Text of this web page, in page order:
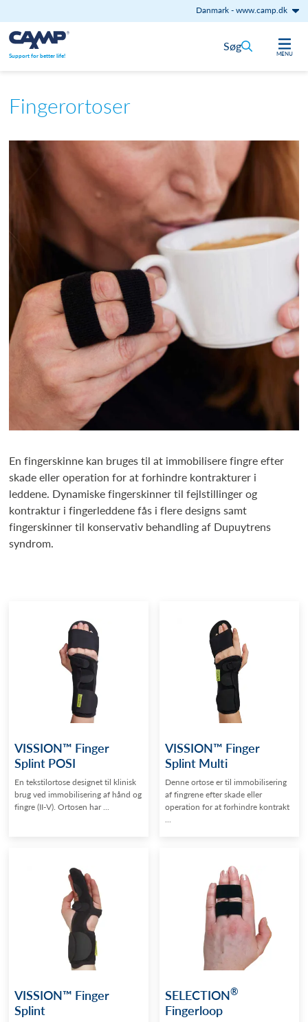
Danmark-www.camp.dk
Gå til indhold
Support for better life! MENU
Søg
Fingerortoser
En fingerskinne kan bruges til at immobilisere fingre efter
skade eller operation for at forhindre kontrakturer i
leddene. Dynamiske fingerskinner til fejlstillinger og
kontraktur i fingerleddene fås i flere designs samt
fingerskinner til konservativ behandling af Dupuytrens
syndrom.
VISSION™ Finger
Splint POSI
En tekstilortose designet til klinisk
brug ved immobilisering af hånd og
fingre (II-V). Ortosen har ...
VISSION™ Finger
Splint Multi
Denne ortose er til immobilisering
af fingrene efter skade eller
operation for at forhindre kontrakt
...
VISSION™ Finger
Splint
SELECTION®
Fingerloop